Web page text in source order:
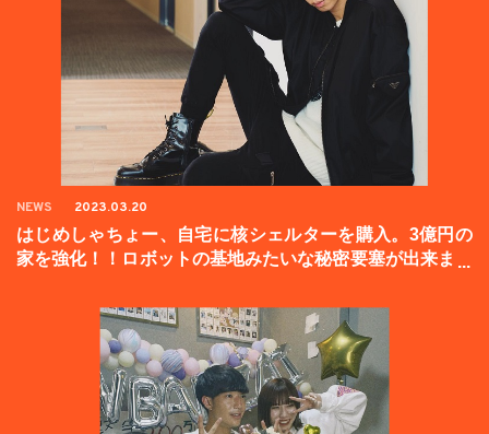
NEWS 2023.03.20
はじめしゃちょー、自宅に核シェルターを購入。3億円の
家を強化！！ロボットの基地みたいな秘密要塞が出来まし